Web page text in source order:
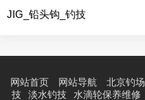
JIG_铅头钩_钓技
网站首页 网站导航 北京钓场
技
淡水钓技 水滴轮保养维修